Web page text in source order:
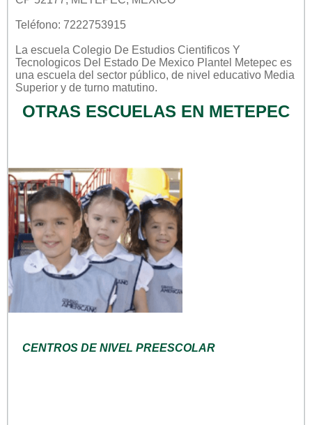
Teléfono: 7222753915
La escuela Colegio De Estudios Cientificos Y
Tecnologicos Del Estado De Mexico Plantel Metepec es
una escuela del sector público, de nivel educativo Media
Superior y de turno matutino.
OTRAS ESCUELAS EN METEPEC
CENTROS DE NIVEL PREESCOLAR